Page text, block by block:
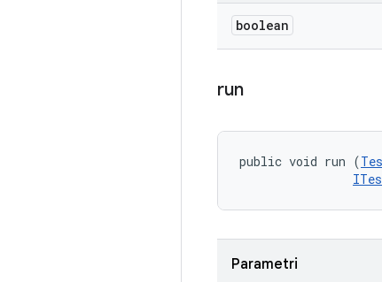
boolean
run
public void run (
Parametri